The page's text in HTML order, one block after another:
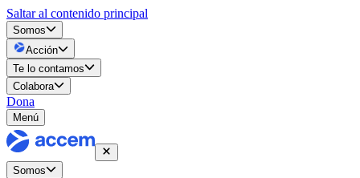
Saltar al contenido principal
Somos
Acción
Te lo contamos
Colabora
Dona
Menú
Somos